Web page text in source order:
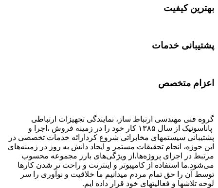
بهترین کیفیت
پشتیبانی خدمات
اعزام متخصص
گروه فنی مهندسی ارتباط ساز، نمایندگی تجهیزات ارتباطی
پاناسونیک از سال ۱۳۸۵ کار خود را در زمینه فروش ،اجرا و
پشتیبانی سیستمهای مخابراتی شروع کردارائه خدمات تخصصی در
این حوزه، انجام تحقیقات مستمر و ایجاد دانش به‌ روز در زمینه‌های
مرتبط در اجرای پروژه‌ها،از ویژگی‌های بارز مجموعه محسوب
می‌شود.ما استفاده از کامپیوتر و اینترنت و راحت تر شدن کارها
توسط آن را حق تمام مردم میدانیم ما خلاقیت و نوآوری را سر
لوحه تلاشها و فعالیتهای خود قرار داده ایم.